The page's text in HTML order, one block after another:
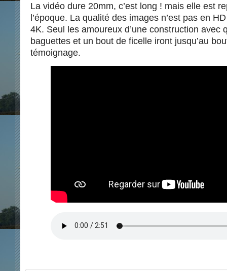
La vidéo dure 20mm, c’est long ! mais elle est
l’époque. La qualité des images n’est pas en
4K. Seul les amoureux d’une construction avec
baguettes et un bout de ficelle iront jusqu’au
témoignage.